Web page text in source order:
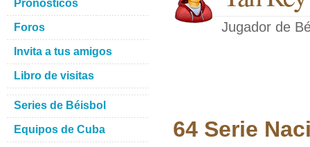
Jugador de
64 Serie
Pronósticos
Foros
Invita a tus amigos
Libro de visitas
Series de Béisbol
Equipos de Cuba